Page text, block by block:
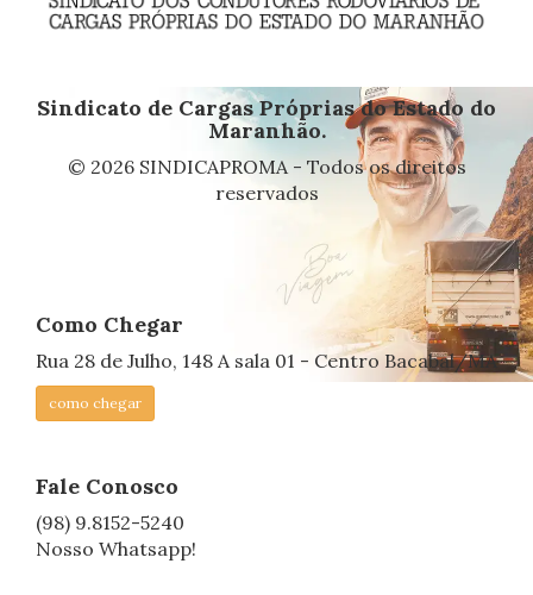
Sindicato de Cargas Próprias do Estado do
Maranhão.
© 2026 SINDICAPROMA - Todos os direitos
reservados
Como Chegar
Rua 28 de Julho, 148 A sala 01 - Centro Bacabal/MA
como chegar
Fale Conosco
(98) 9.8152-5240
Nosso Whatsapp!